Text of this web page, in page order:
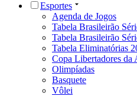
Esportes
Agenda de Jogos
Tabela Brasileirão
Tabela Brasileirão
Tabela Eliminatórias
Copa Libertadores da
Olimpíadas
Basquete
Vôlei